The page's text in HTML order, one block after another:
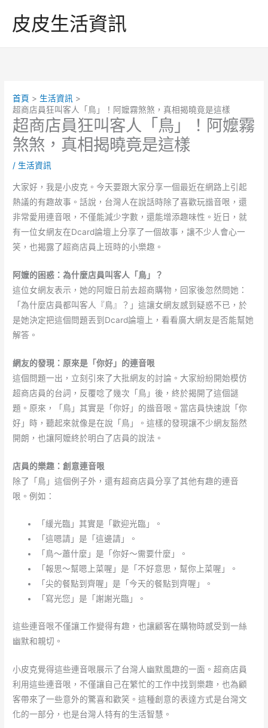
皮皮生活資訊
首頁
生活資訊
超商店員狂叫客人「鳥」！阿嬤霧煞煞，真相揭曉竟是這樣
超商店員狂叫客人「鳥」！阿嬤霧
煞煞，真相揭曉竟是這樣
/ 生活資訊
大家好，我是小皮克。今天要跟大家分享一個最近在網路上引起
熱議的有趣故事。話說，台灣人在說話時除了喜歡玩諧音哏，還
非常愛用連音哏，不僅能減少字數，還能增添趣味性。近日，就
有一位女網友在Dcard論壇上分享了一個故事，讓不少人會心一
笑，也揭露了超商店員上班時的小樂趣。
阿嬤的困惑：為什麼店員叫客人「鳥」？
這位女網友表示，她的阿嬤日前去超商購物，回家後忽然問她：
「為什麼店員都叫客人『鳥』？」這讓女網友感到疑惑不已，於
是她決定把這個問題丟到Dcard論壇上，看看廣大網友是否能幫她
解答。
網友的發現：原來是「你好」的連音哏
這個問題一出，立刻引來了大批網友的討論。大家紛紛開始模仿
超商店員的台詞，反覆唸了幾次「鳥」後，終於揭開了這個謎
題。原來，「鳥」其實是「你好」的諧音哏。當店員快速說「你
好」時，聽起來就像是在說「鳥」。這樣的發現讓不少網友豁然
開朗，也讓阿嬤終於明白了店員的說法。
店員的樂趣：創意連音哏
除了「鳥」這個例子外，還有超商店員分享了其他有趣的連音
哏。例如：
「緩光臨」其實是「歡迎光臨」。
「這嗯請」是「這邊請」。
「鳥～蕭什麼」是「你好～需要什麼」。
「報思～幫嗯上菜喔」是「不好意思，幫你上菜喔」。
「尖的餐點到齊喔」是「今天的餐點到齊喔」。
「寫光您」是「謝謝光臨」。
這些連音哏不僅讓工作變得有趣，也讓顧客在購物時感受到一絲
幽默和親切。
小皮克覺得這些連音哏展示了台灣人幽默風趣的一面。超商店員
利用這些連音哏，不僅讓自己在繁忙的工作中找到樂趣，也為顧
客帶來了一些意外的驚喜和歡笑。這種創意的表達方式是台灣文
化的一部分，也是台灣人特有的生活智慧。